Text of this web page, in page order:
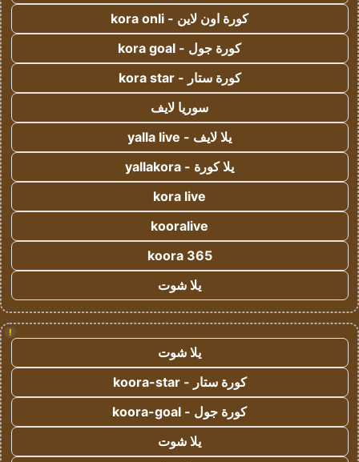
كورة اون لاين - kora onli
كورة جول - kora goal
كورة ستار - kora star
سوريا لايف
يلا لايف - yalla live
يلا كورة - yallakora
kora live
kooralive
koora 365
يلا شوت
!
يلا شوت
كورة ستار - koora-star
كورة جول - koora-goal
يلا شوت